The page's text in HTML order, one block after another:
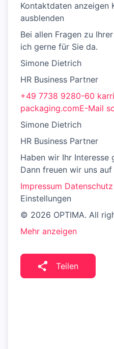
Kontaktdaten anzeigen
ausblenden
Bei allen Fragen zu
ich gerne für Sie da.
Simone Dietrich
HR Business Partner
+49 7738 9280-60
packaging.comE-Mail
Simone Dietrich
HR Business Partner
Haben wir Ihr Interesse
Dann freuen wir uns
Impressum Datenschutz
Einstellungen
© 2026 OPTIMA. All
Mehr anzeigen
Teilen